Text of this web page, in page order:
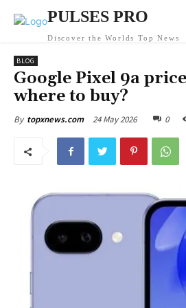
PULSES PRO
Discover the Worlds Top News
BLOG
Google Pixel 9a
where to buy?
By topxnews.com 24 May 2026 0